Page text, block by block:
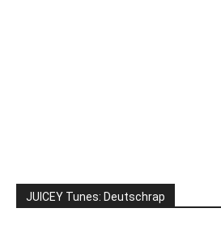
JUICEY Tunes: Deutschrap